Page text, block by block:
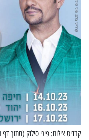
קרדיט צילום: פיני סילוק (מתוך